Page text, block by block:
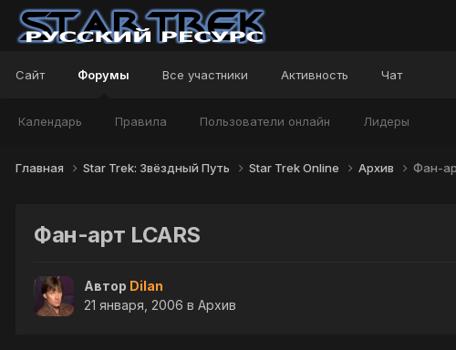
Сайт Форумы
Календарь Правила Пользователи онлайн Лидеры
Все участники Активность Чат
Главная Star Trek: Звёздный Путь Star Trek Online Архив Фан-
Фан-арт LCARS
Автор Dilan
21 января, 2006 в Архив